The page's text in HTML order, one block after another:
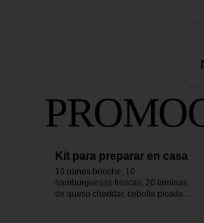
Kit para preparar en casa
10 panes brioche, 10
hamburguesas frescas, 20 láminas
de queso cheddar, cebolla picada,